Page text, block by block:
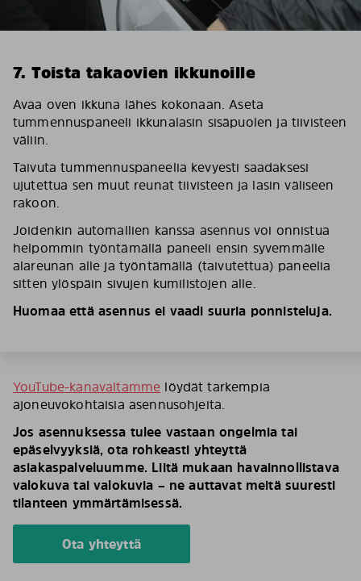
7. Toista takaovien ikkunoille
Avaa oven ikkuna lähes kokonaan. Aseta
tummennuspaneeli ikkunalasin sisäpuolen ja tiivisteen
väliin.
Taivuta tummennuspaneelia kevyesti saadaksesi
ujutettua sen muut reunat tiivisteen ja lasin väliseen
rakoon.
Joidenkin automallien kanssa asennus voi onnistua
helpommin työntämällä paneeli ensin syvemmälle
alareunan alle ja työntämällä (taivutettua) paneelia
sitten ylöspäin sivujen kumilistojen alle.
Huomaa että asennus ei vaadi suuria ponnisteluja.
YouTube-kanavaltamme löydät tarkempia
ajoneuvokohtaisia asennusohjeita.
Jos asennuksessa tulee vastaan ongelmia tai
epäselvyyksiä, ota rohkeasti yhteyttä
asiakaspalveluumme. Liitä mukaan havainnollistava
valokuva tai valokuvia – ne auttavat meitä suuresti
tilanteen ymmärtämisessä.
Ota yhteyttä